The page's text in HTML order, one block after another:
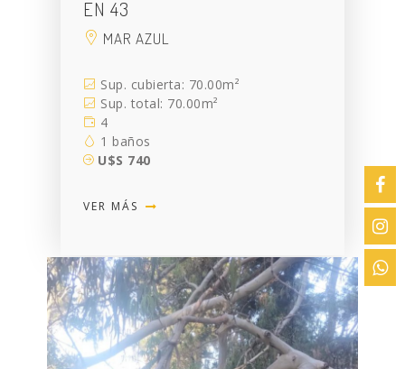
EN 43
MAR AZUL
Sup. cubierta: 70.00m²
Sup. total: 70.00m²
4
1 baños
U$S 740
VER MÁS